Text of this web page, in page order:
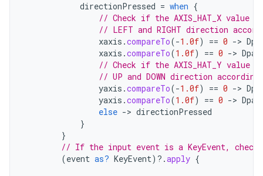
directionPressed = when {
// Check if the AXIS_HAT_X value
// LEFT and RIGHT direction
xaxis .compareTo(-1.0f) == 0 ->
xaxis .compareTo(1.0f) == 0 -> Dpad
// Check if the AXIS_HAT_Y
// UP and DOWN direction
yaxis .compareTo(-1.0f) == 0 ->
yaxis .compareTo(1.0f) == 0 -> Dpad
else -> directionPressed
}
}
// If the input event is a KeyEvent, check
(event as? KeyEvent) ?.apply {